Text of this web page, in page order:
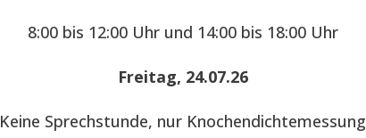
8:00 bis 12:00 Uhr und 14:00 bis 18:00 Uhr
Freitag, 24.07.26
Keine Sprechstunde, nur Knochendichtemessung